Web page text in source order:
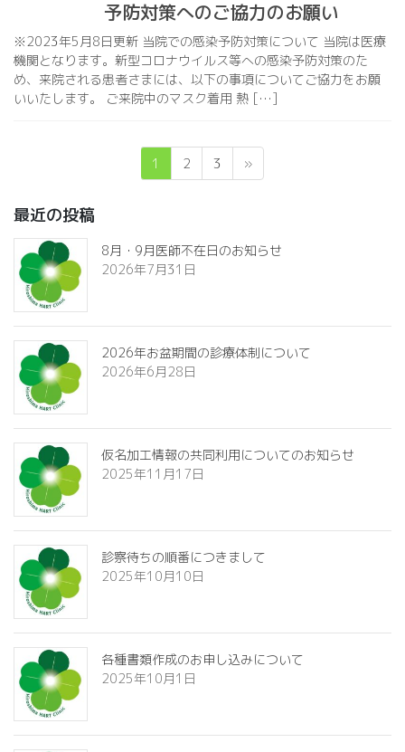
予防対策へのご協力のお願い
※2023年5月8日更新 当院での感染予防対策について 当院は医療
機関となります。新型コロナウイルス等への感染予防対策のた
め、来院される患者さまには、以下の事項についてご協力をお願
いいたします。 ご来院中のマスク着用 熱 […]
稿
の
ペ
ー
ジ
送
り
ペ
ー
1
ペ
ー
2
ペ
ー
3 »
最近の投稿
8月・9月医師不在日のお知らせ
2026年7月31日
2026年お盆期間の診療体制について
2026年6月28日
仮名加工情報の共同利用についてのお知らせ
2025年11月17日
診察待ちの順番につきまして
2025年10月10日
各種書類作成のお申し込みについて
2025年10月1日